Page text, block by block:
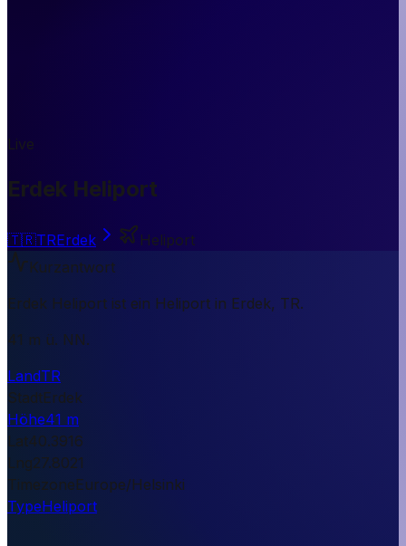
Live
Erdek Heliport
🇹🇷TRErdek
Heliport
Kurzantwort
Erdek Heliport ist ein Heliport in Erdek, TR.
41 m ü. NN.
LandTR
StadtErdek
Höhe41 m
Lat40.3916
Lng27.8021
TimezoneEurope/Helsinki
TypeHeliport